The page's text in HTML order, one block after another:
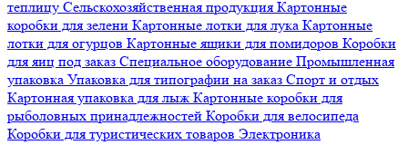
теплицу Сельскохозяйственная продукция Картонные
коробки для зелени Картонные лотки для лука Картонные
лотки для огурцов Картонные ящики для помидоров Коробки
для яиц под заказ Специальное оборудование Промышленная
упаковка Упаковка для типографии на заказ Спорт и отдых
Картонная упаковка для лыж Картонные коробки для
рыболовных принадлежностей Коробки для велосипеда
Коробки для туристических товаров Электроника